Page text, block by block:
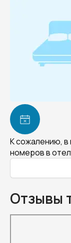
К сожалению, в
номеров в
Отзывы